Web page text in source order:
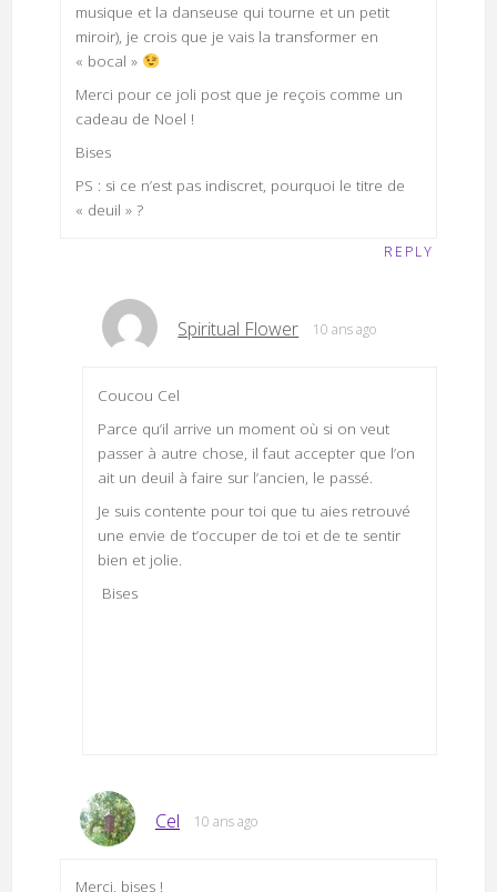
musique et la danseuse qui tourne et un petit
miroir), je crois que je vais la transformer en
« bocal »
Merci pour ce joli post que je reçois comme un
cadeau de Noel !
Bises
PS : si ce n’est pas indiscret, pourquoi le titre de
« deuil » ?
REPLY
Spiritual Flower 10 ans ago
Coucou Cel
Parce qu’il arrive un moment où si on veut
passer à autre chose, il faut accepter que l’on
ait un deuil à faire sur l’ancien, le passé.
Je suis contente pour toi que tu aies retrouvé
une envie de t’occuper de toi et de te sentir
bien et jolie.
Bises
Cel 10 ans ago
Merci, bises !